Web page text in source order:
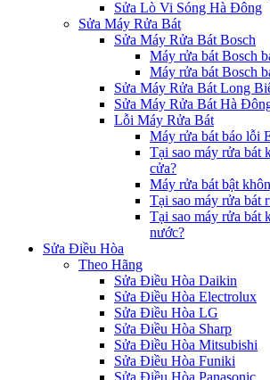
Sửa Lò Vi Sóng Hà Đông
Sửa Máy Rửa Bát
Sửa Máy Rửa Bát Bosch
Máy rửa bát Bosch
Máy rửa bát Bosch
Sửa Máy Rửa Bát Long
Sửa Máy Rửa Bát Hà
Lỗi Máy Rửa Bát
Máy rửa bát báo lỗi
Tại sao máy rửa bát
cửa?
Máy rửa bát bật
Tại sao máy rửa bát
Tại sao máy rửa bát
nước?
Sửa Điều Hòa
Theo Hãng
Sửa Điều Hòa Daikin
Sửa Điều Hòa Electrolux
Sửa Điều Hòa LG
Sửa Điều Hòa Sharp
Sửa Điều Hòa Mitsubishi
Sửa Điều Hòa Funiki
Sửa Điều Hòa Panasonic